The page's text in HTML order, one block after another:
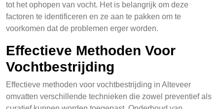
tot het ophopen van vocht. Het is belangrijk om deze
factoren te identificeren en ze aan te pakken om te
voorkomen dat de problemen erger worden.
Effectieve Methoden Voor
Vochtbestrijding
Effectieve methoden voor vochtbestrijding in Alteveer
omvatten verschillende technieken die zowel preventief als